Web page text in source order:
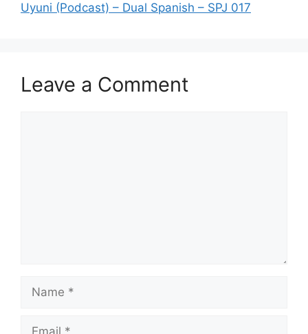
Uyuni (Podcast) – Dual Spanish – SPJ 017
Leave a Comment
Name
Email